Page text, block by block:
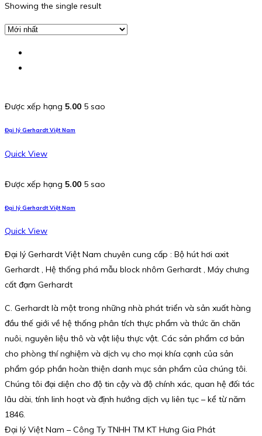
Showing the single result
Được xếp hạng 5.00 5 sao
Đại lý Gerhardt Việt Nam
Quick View
Được xếp hạng 5.00 5 sao
Đại lý Gerhardt Việt Nam
Quick View
Đại lý Gerhardt Việt Nam chuyên cung cấp : Bộ hút hơi axit
Gerhardt , Hệ thống phá mẫu block nhôm Gerhardt , Máy chưng
cất đạm Gerhardt
C. Gerhardt là một trong những nhà phát triển và sản xuất hàng
đầu thế giới về hệ thống phân tích thực phẩm và thức ăn chăn
nuôi, nguyên liệu thô và vật liệu thực vật. Các sản phẩm cơ bản
cho phòng thí nghiệm và dịch vụ cho mọi khía cạnh của sản
phẩm góp phần hoàn thiện danh mục sản phẩm của chúng tôi.
Chúng tôi đại diện cho độ tin cậy và độ chính xác, quan hệ đối tác
lâu dài, tính linh hoạt và định hướng dịch vụ liên tục – kể từ năm
1846.
Đại lý Việt Nam – Công Ty TNHH TM KT Hưng Gia Phát